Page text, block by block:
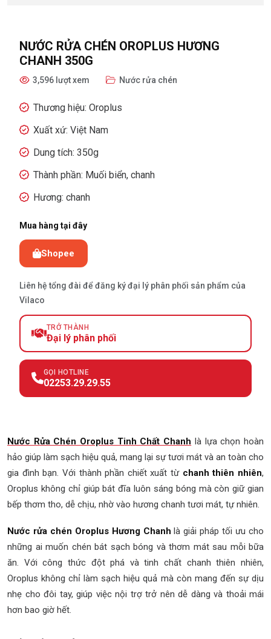
NƯỚC RỬA CHÉN OROPLUS HƯƠNG
CHANH 350G
3,596 lượt xem Nước rửa chén
Thương hiệu: Oroplus
Xuất xứ: Việt Nam
Dung tích: 350g
Thành phần: Muối biển, chanh
Hương: chanh
Mua hàng tại đây
Shopee
Liên hệ tổng đài để đăng ký đại lý phân phối sản phẩm của
Vilaco
TRỞ THÀNH
Đại lý phân phối
GỌI HOTLINE
02253.29.29.55
Nước Rửa Chén Oroplus Tinh Chất Chanh là lựa chọn hoàn
hảo giúp làm sạch hiệu quả, mang lại sự tươi mát và an toàn cho
gia đình bạn. Với thành phần chiết xuất từ chanh thiên nhiên,
Oroplus không chỉ giúp bát đĩa luôn sáng bóng mà còn giữ gian
bếp thơm tho, dễ chịu, nhờ vào hương chanh tươi mát, tự nhiên.
Nước rửa chén Oroplus Hương Chanh là giải pháp tối ưu cho
những ai muốn chén bát sạch bóng và thơm mát sau mỗi bữa
ăn. Với công thức đột phá và tinh chất chanh thiên nhiên,
Oroplus không chỉ làm sạch hiệu quả mà còn mang đến sự dịu
nhẹ cho đôi tay, giúp việc nội trợ trở nên dễ dàng và thoải mái
hơn bao giờ hết.